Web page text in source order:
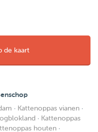
de kaart
· Kattenoppas vianen ·
· Kattenoppas
houten ·